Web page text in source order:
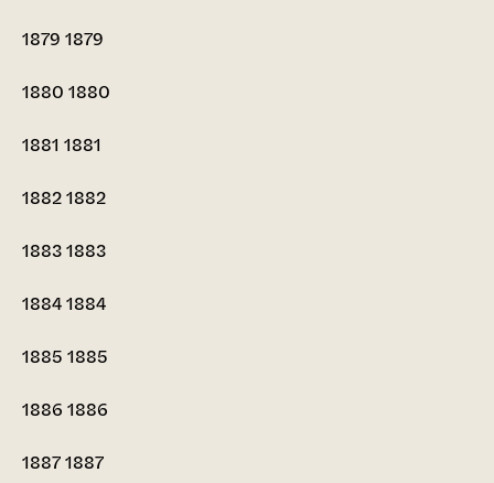
1879 1879
1880 1880
1881 1881
18821882
18831883
18841884
1885 1885
1886 1886
18871887